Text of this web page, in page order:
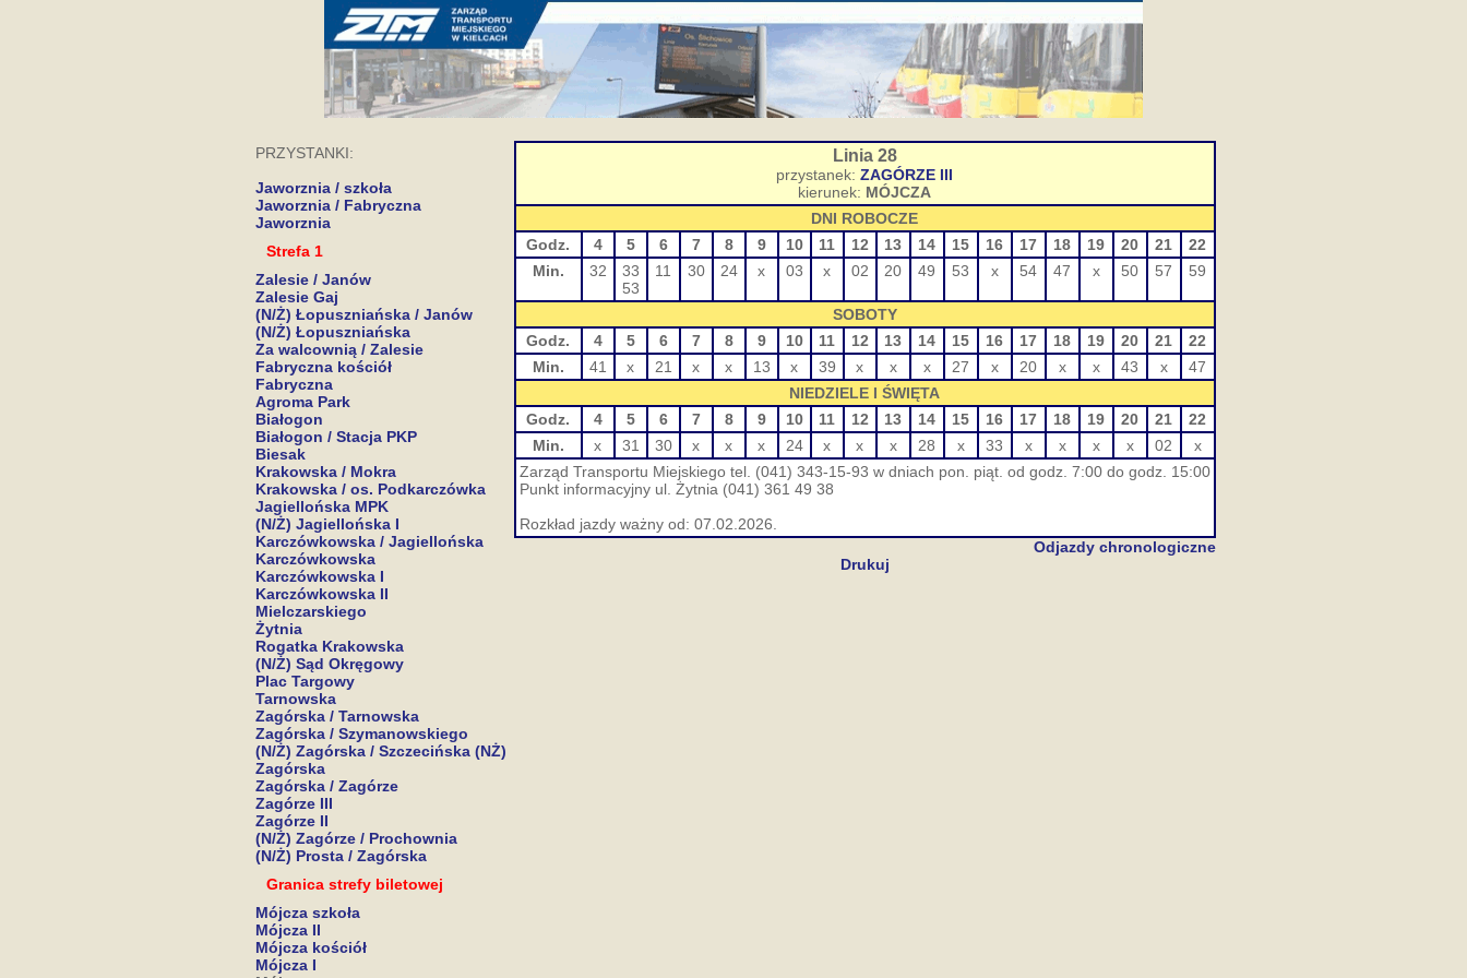
PRZYSTANKI:
Jaworznia / szkoła
Jaworznia / Fabryczna
Jaworznia
Strefa 1
Zalesie / Janów
Zalesie Gaj
(N/Ż) Łopuszniańska / Janów
(N/Ż) Łopuszniańska
Za walcownią / Zalesie
Fabryczna kościół
Fabryczna
Agroma Park
Białogon
Białogon / Stacja PKP
Biesak
Krakowska / Mokra
Krakowska / os. Podkarczówka
Jagiellońska MPK
(N/Ż) Jagiellońska I
Karczówkowska / Jagiellońska
Karczówkowska
Karczówkowska I
Karczówkowska II
Mielczarskiego
Żytnia
Rogatka Krakowska
(N/Ż) Sąd Okręgowy
Plac Targowy
Tarnowska
Zagórska / Tarnowska
Zagórska / Szymanowskiego
(N/Ż) Zagórska / Szczecińska (NŻ)
Zagórska
Zagórska / Zagórze
Zagórze III
Zagórze II
(N/Ż) Zagórze / Prochownia
(N/Ż) Prosta / Zagórska
Granica strefy biletowej
Mójcza szkoła
Mójcza II
Mójcza kościół
Mójcza I
Linia 28
przystanek: ZAGÓRZE III
kierunek: MÓJCZA
DNI ROBOCZE
Godz.
4 5 6 7 8 9 10 11 12 13 14 15 16 17 18 19 20 21
22
Min.
32
33
53
11 30 24 x 03 x 02 20 49 53 x 54 47 x 50 57 59
SOBOTY
Godz.
4 5 6 7 8 9 10 11 12 13 14 15 16 17 18 19 20 21
22
Min.
41 x 21 x x 13 x 39 x x x 27 x 20 x x 43 x
47
NIEDZIELE I ŚWIĘTA
Godz.
4 5 6 7 8 9 10 11 12 13 14 15 16 17 18 19 20 21
22
Min.
x 31 30 x x x 24 x x x 28 x 33 x x x x 02
x
Zarząd Transportu Miejskiego tel. (041) 343-15-93 w dniach pon. piąt. od godz. 7:00 do godz. 15:00
Punkt informacyjny ul. Żytnia (041) 361 49 38
Rozkład jazdy ważny od: 07.02.2026.
Odjazdy chronologiczne
Drukuj